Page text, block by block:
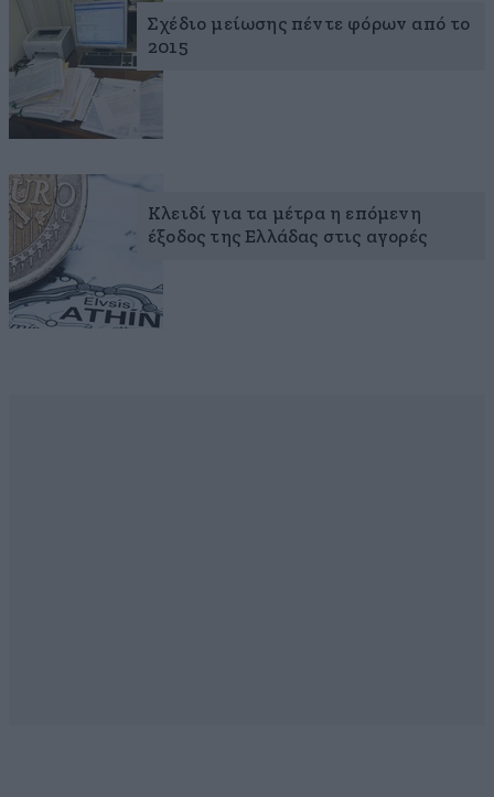
Σχέδιο μείωσης πέντε φόρων από το
2015
Κλειδί για τα μέτρα η επόμενη
έξοδος της Ελλάδας στις αγορές